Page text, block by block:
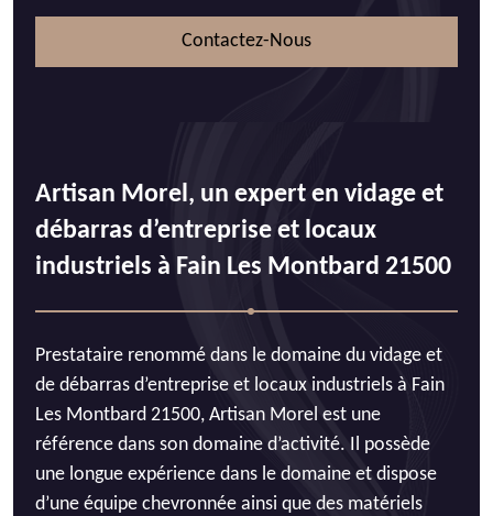
Contactez-Nous
Artisan Morel, un expert en vidage et
débarras d’entreprise et locaux
industriels à Fain Les Montbard 21500
Prestataire renommé dans le domaine du vidage et
de débarras d’entreprise et locaux industriels à Fain
Les Montbard 21500, Artisan Morel est une
référence dans son domaine d’activité. Il possède
une longue expérience dans le domaine et dispose
d’une équipe chevronnée ainsi que des matériels